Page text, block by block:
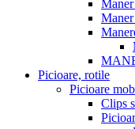
Picioare, rotile
Picioare
Clips